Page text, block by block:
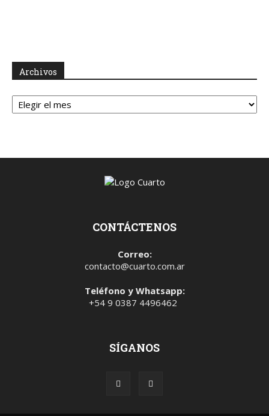
Archivos
Archivos
CONTÁCTENOS
Correo:
contacto@cuarto.com.ar
Teléfono y Whatsapp:
+54 9 0387 4496462
SÍGANOS